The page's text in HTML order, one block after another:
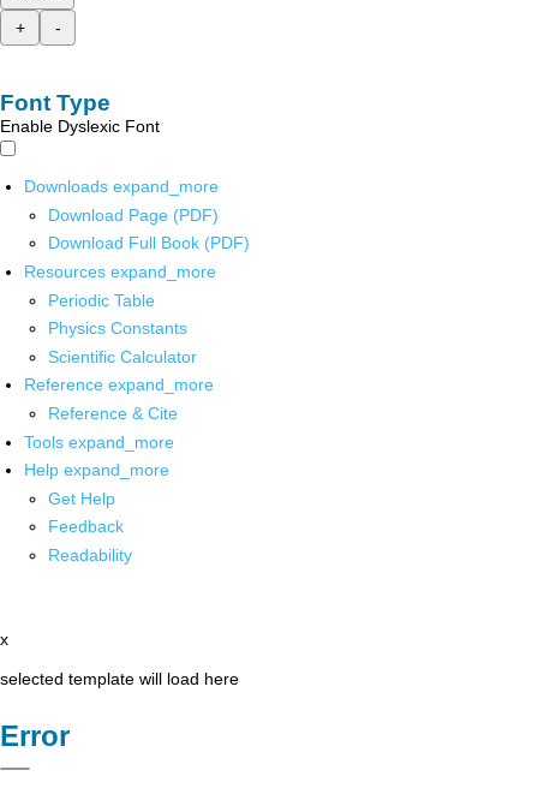
+
-
Font Type
Enable Dyslexic Font
Downloads expand_more
Download Page (PDF)
Download Full Book (PDF)
Resources expand_more
Periodic Table
Physics Constants
Scientific Calculator
Reference expand_more
Reference & Cite
Tools expand_more
Help expand_more
Get Help
Feedback
Readability
x
selected template will load here
Error